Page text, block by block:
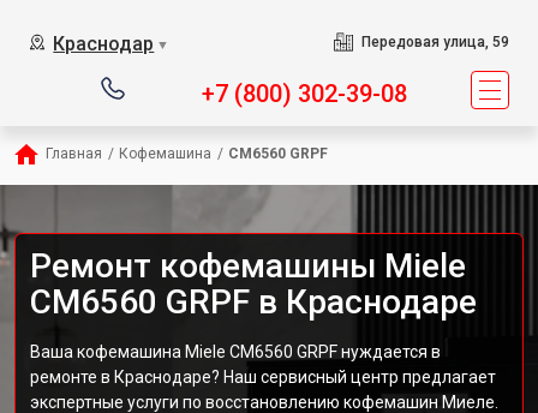
Краснодар ▼ Передовая улица, 59
+7 (800) 302-39-08
Главная / Кофемашина / CM6560 GRPF
Ремонт кофемашины Miele
CM6560 GRPF в Краснодаре
Ваша кофемашина Miele CM6560 GRPF нуждается в
ремонте в Краснодаре? Наш сервисный центр предлагает
экспертные услуги по восстановлению кофемашин Миеле.